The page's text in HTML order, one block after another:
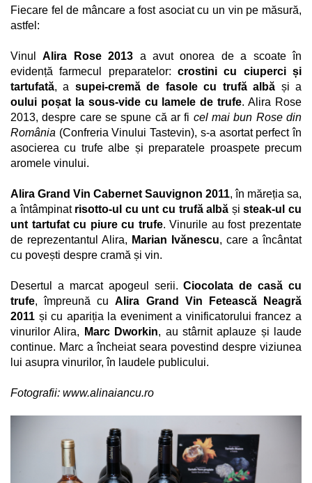
Fiecare fel de mâncare a fost asociat cu un vin pe măsură,
astfel:
VinulAlira Rose 2013 a avut onorea de a scoate în
evidență farmecul preparatelor: crostini cu ciuperci și
tartufată, a supei-cremă de fasole cu trufă albă și a
oului poșat la sous-vide cu lamele de trufe. Alira Rose
2013, despre care se spune că ar fi cel mai bun Rose din
România (Confreria Vinului Tastevin), s-a asortat perfect în
asocierea cu trufe albe și preparatele proaspete precum
aromele vinului.
Alira Grand Vin Cabernet Sauvignon 2011, în măreția sa,
a întâmpinat risotto-ul cu unt cu trufă albă șisteak-ul cu
unt tartufat cu piure cu trufe. Vinurile au fost prezentate
de reprezentantul Alira, Marian Ivănescu, care a încântat
cu povești despre cramă și vin.
Desertul a marcat apogeul serii. Ciocolata de casă cu
trufe, împreună cuAlira Grand Vin Fetească Neagră
2011 și cu apariția la eveniment a vinificatorului francez a
vinurilor Alira,
Marc Dworkin, au stârnit aplauze și laude
continue . Marc a încheiat seara povestind despre viziunea
lui asupra vinurilor, în laudele publicului.
Fotografii: www.alinaiancu.ro